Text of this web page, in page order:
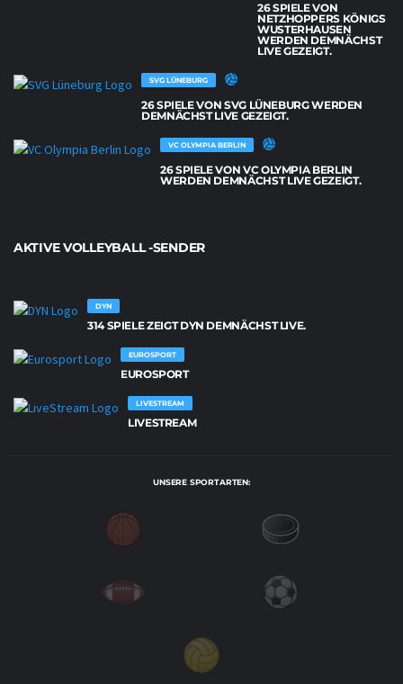
26 SPIELE VON
NETZHOPPERS KÖNIGS
WUSTERHAUSEN
WERDEN DEMNÄCHST
LIVE GEZEIGT.
SVG LÜNEBURG
26 SPIELE VON SVG LÜNEBURG WERDEN
DEMNÄCHST LIVE GEZEIGT.
VC OLYMPIA BERLIN
26 SPIELE VON VC OLYMPIA BERLIN
WERDEN DEMNÄCHST LIVE GEZEIGT.
AKTIVE VOLLEYBALL -SENDER
DYN
314 SPIELE ZEIGT DYN DEMNÄCHST LIVE.
EUROSPORT
EUROSPORT
LIVESTREAM
LIVESTREAM
UNSERE SPORTARTEN: